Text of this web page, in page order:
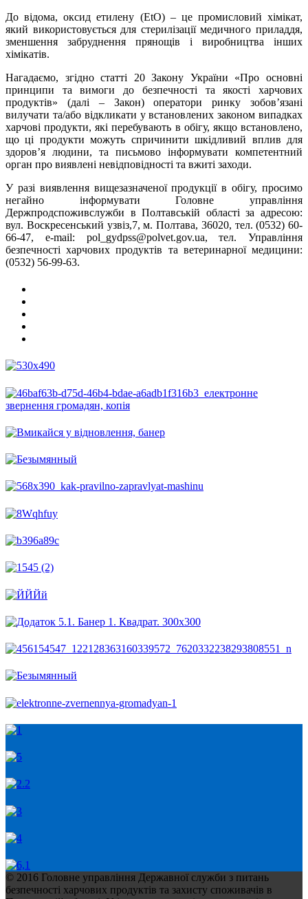
До відома, оксид етилену (EtO) – це промисловий хімікат,
який використовується для стерилізації медичного приладдя,
зменшення забруднення прянощів і виробництва інших
хімікатів.
Нагадаємо, згідно статті 20 Закону України «Про основні
принципи та вимоги до безпечності та якості харчових
продуктів» (далі – Закон) оператори ринку зобов’язані
вилучати та/або відкликати у встановлених законом випадках
харчові продукти, які перебувають в обігу, якщо встановлено,
що ці продукти можуть спричинити шкідливий вплив для
здоров’я людини, та письмово інформувати компетентний
орган про виявлені невідповідності та вжиті заходи.
У разі виявлення вищезазначеної продукції в обігу, просимо
негайно інформувати Головне управління
Держпродспоживслужби в Полтавській області за адресою:
вул. Воскресенський узвіз,7, м. Полтава, 36020, тел. (0532) 60-
66-47, e-mail: pol_gydpss@polvet.gov.ua, тел. Управління
безпечності харчових продуктів та ветеринарної медицини:
(0532) 56-99-63.
© 2016 Головне управління Державної служби з питань
безпечності харчових продуктів та захисту споживачів в